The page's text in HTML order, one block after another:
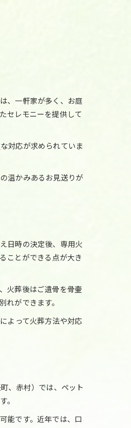
、一軒家が多く、お庭
セレモニーを提供して
対応が求められていま
温かみあるお見送りが
日時の決定後、専用火
ことができる点が大き
火葬後はご遺骨を骨壷
ができます。
よって火葬方法や対応
、赤村）では、ペット
。
能です。近年では、口